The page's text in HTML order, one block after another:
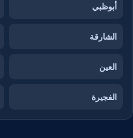
أبوظبي
الشارقة
العين
الفجيرة